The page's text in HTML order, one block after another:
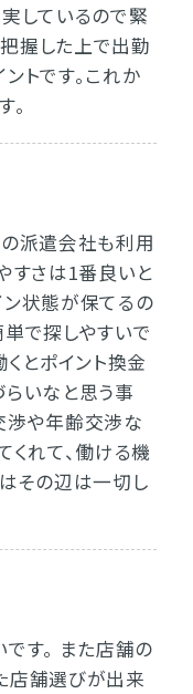
しているので緊
握した上で出勤
トです。これか
。
の派遣会社も利用
すさは1番良いと
ン状態が保てるの
で探しやすいで
くとポイント換金
いなと思う事
渉や年齢交渉な
くれて、働ける機
その辺は一切し
す。 また店舗の
店舗選びが出来